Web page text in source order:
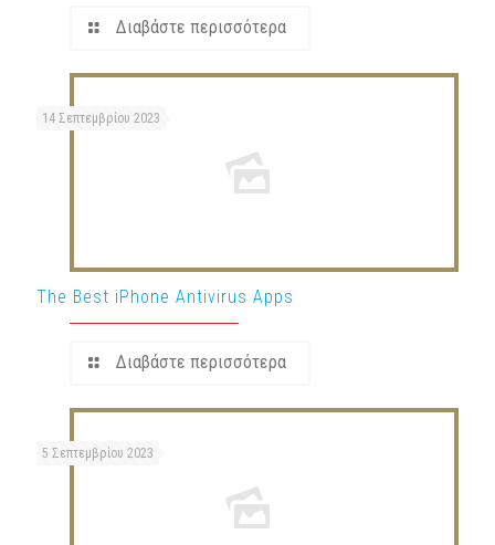
Διαβάστε περισσότερα
14 Σεπτεμβρίου 2023
The Best iPhone Antivirus Apps
Διαβάστε περισσότερα
5 Σεπτεμβρίου 2023